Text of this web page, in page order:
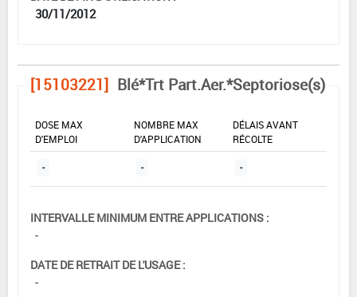
30/11/2012
[15103221] Blé*Trt Part.Aer.*Septoriose(s)
DOSE MAX
D'EMPLOI
NOMBRE MAX
D'APPLICATION
DÉLAIS AVANT
RÉCOLTE
- - -
INTERVALLE MINIMUM ENTRE APPLICATIONS :
-
DATE DE RETRAIT DE L'USAGE :
-